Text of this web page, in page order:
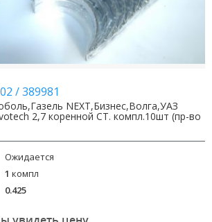
/389981
NEXT,Бизнес,Волга,УАЗ
2,7 коренной СТ. компл.10шт (пр-во
Ожидается
1 компл
0.425